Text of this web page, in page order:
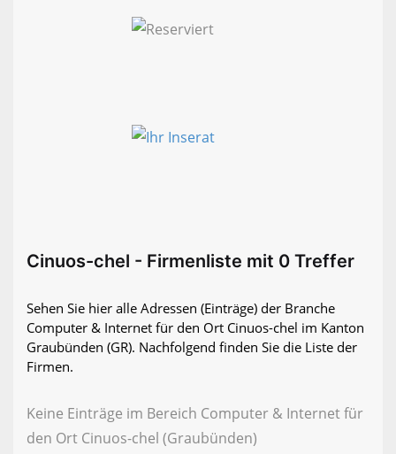
Cinuos-chel - Firmenliste mit 0 Treffer
Sehen Sie hier alle Adressen (Einträge) der Branche
Computer & Internet für den Ort Cinuos-chel im Kanton
Graubünden (GR). Nachfolgend finden Sie die Liste der
Firmen.
Keine Einträge im Bereich Computer & Internet für
den Ort Cinuos-chel (Graubünden)